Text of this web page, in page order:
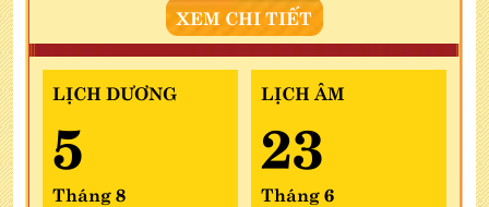
XEM CHI TIẾT
LỊCH DƯƠNG
5
Tháng 8
LỊCH ÂM
23
Tháng 6